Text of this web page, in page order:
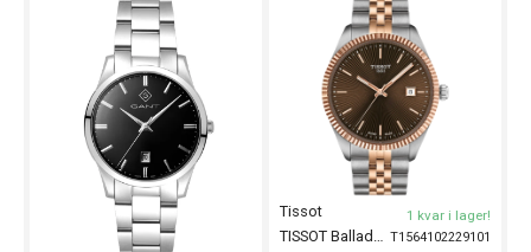
T1564102229101
Tissot
TISSOT Ballade 40mm
1 kvar i lager!